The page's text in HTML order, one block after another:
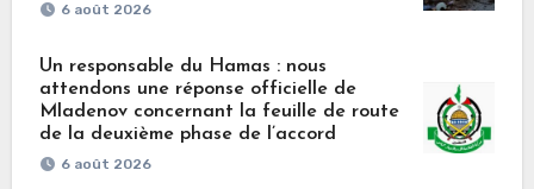
6 août 2026
Un responsable du Hamas : nous
attendons une réponse officielle de
Mladenov concernant la feuille de route
de la deuxième phase de l’accord
6 août 2026